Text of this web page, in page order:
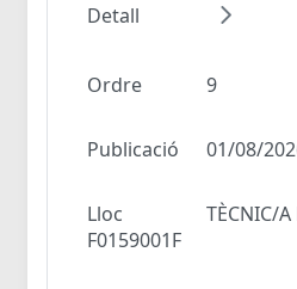
Detall
Ordre 9
Publicació 01/08/
Lloc
TÈCNIC/A
F0159001F